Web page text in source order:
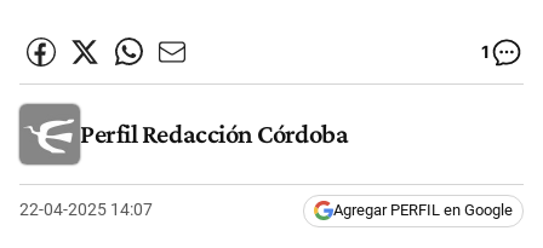
1
Perfil Redacción Córdoba
22-04-2025 14:07 Agregar PERFIL en Google